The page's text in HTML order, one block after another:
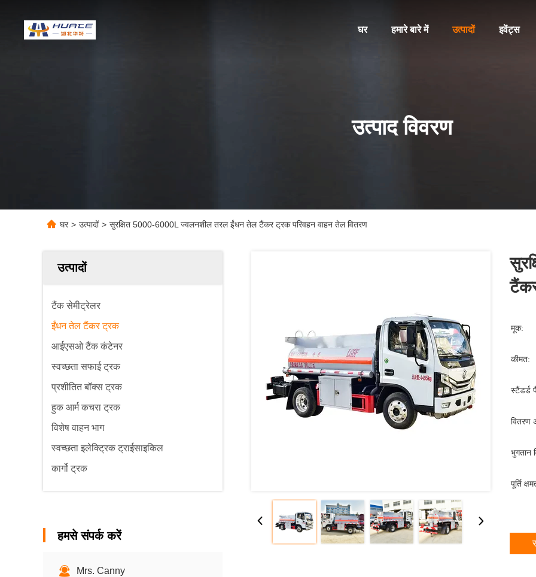
घर हमारे बारे में उत्पादों इवेंट्स
उत्पाद विवरण
घर > उत्पादों > सुरक्षित 5000-6000L ज्वलनशील तरल ईंधन तेल टैंकर ट्रक परिवहन वाहन तेल वितरण
उत्पादों
टैंक सेमीट्रेलर
ईंधन तेल टैंकर ट्रक
आईएसओ टैंक कंटेनर
स्वच्छता सफाई ट्रक
प्रशीतित बॉक्स ट्रक
हुक आर्म कचरा ट्रक
विशेष वाहन भाग
स्वच्छता इलेक्ट्रिक ट्राईसाइकिल
कार्गो ट्रक
हमसे संपर्क करें
Mrs. Canny
मूक:
कीमत:
स्टैंडर्ड
वितरण
भुगतान
पूर्ति